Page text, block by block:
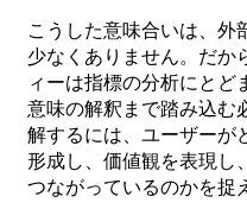
こうした意味合いは、 外
少なくありません。 だか
ィーは指標の分析にと ど
意味の解釈まで踏み込む
解するには、 ユーザーが
形成し、 価値観を表現し、
つながっているのかを捉